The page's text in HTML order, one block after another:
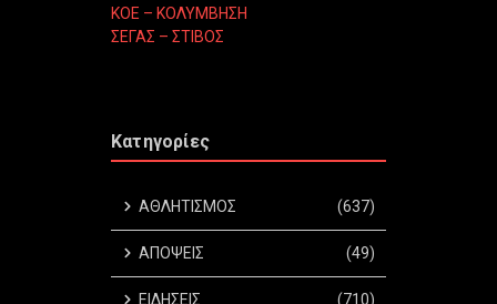
ΚΟΕ – ΚΟΛΥΜΒΗΣΗ
ΣΕΓΑΣ – ΣΤΙΒΟΣ
Κατηγορίες
ΑΘΛΗΤΙΣΜΟΣ (637)
ΑΠΟΨΕΙΣ (49)
ΕΙΔΗΣΕΙΣ (710)